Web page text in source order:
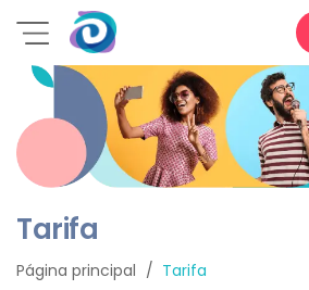
Tarifa
Página principal Tarifa